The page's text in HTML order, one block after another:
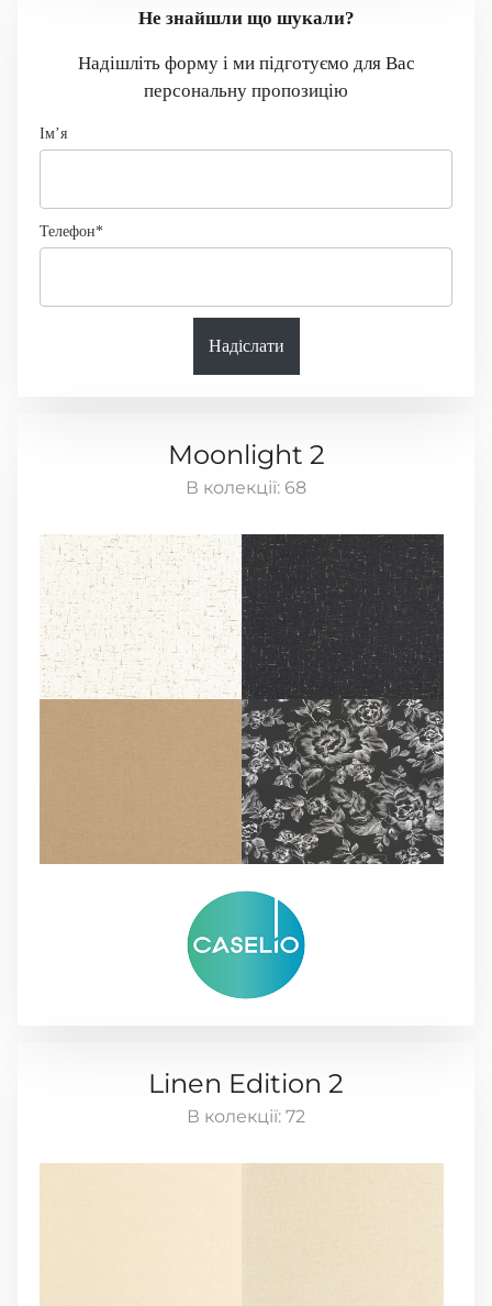
Не знайшли що шукали?
Надішліть форму і ми підготуємо для Вас
персональну пропозицію
Імʼя
Телефон*
Надіслати
Moonlight 2
В колекції: 68
Linen Edition 2
В колекції: 72